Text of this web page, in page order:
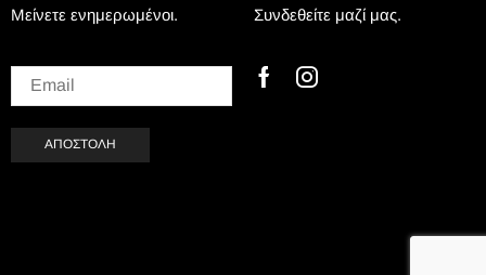
Μείνετε ενημερωμένοι. Συνδεθείτε μαζί μας.
FacebookInstagram